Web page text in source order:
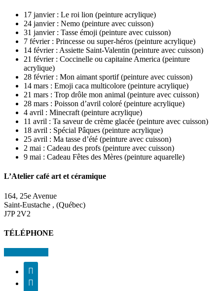
17 janvier : Le roi lion (peinture acrylique)
24 janvier : Nemo (peinture avec cuisson)
31 janvier : Tasse émoji (peinture avec cuisson)
7 février : Princesse ou super-héros (peinture acrylique)
14 février : Assiette Saint-Valentin (peinture avec cuisson)
21 février : Coccinelle ou capitaine America (peinture
acrylique)
28 février : Mon aimant sportif (peinture avec cuisson)
14 mars : Emoji caca multicolore (peinture acrylique)
21 mars : Trop drôle mon animal (peinture avec cuisson)
28 mars : Poisson d’avril coloré (peinture acrylique)
4 avril : Minecraft (peinture acrylique)
11 avril : Ta saveur de crème glacée (peinture avec cuisson)
18 avril : Spécial Pâques (peinture acrylique)
25 avril : Ma tasse d’été (peinture avec cuisson)
2 mai : Cadeau des profs (peinture avec cuisson)
9 mai : Cadeau Fêtes des Mères (peinture aquarelle)
L’Atelier café art et céramique
164, 25e Avenue
Saint-Eustache , (Québec)
J7P 2V2
TÉLÉPHONE

